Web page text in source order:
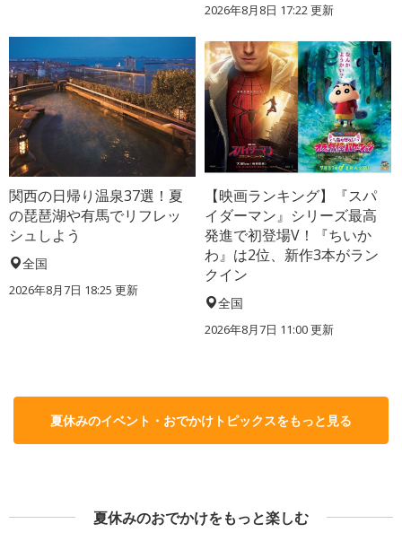
2026年8月8日 17:22更新
関西の日帰り温泉37選！夏
の琵琶湖や有馬でリフレッ
シュしよう
全国
2026年8月7日 18:25 更新
【映画ランキング】『スパ
イダーマン』シリーズ最高
発進で初登場V！『ちいか
わ』は2位、新作3本がラン
クイン
全国
2026年8月7日 11:00更新
夏休みのイベント・おでかけトピックスをもっと見る
夏休みのおでかけをもっと楽しむ